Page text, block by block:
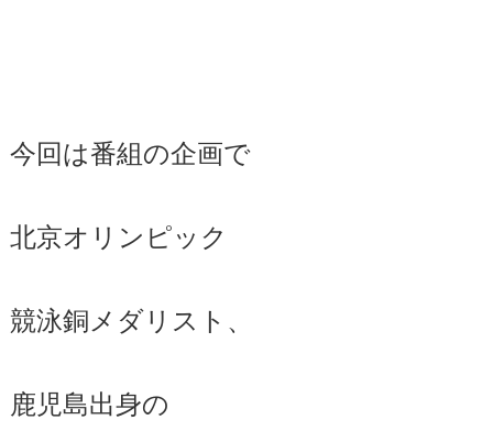
今回は番組の企画で
北京オリンピック
競泳銅メダリスト、
鹿児島出身の